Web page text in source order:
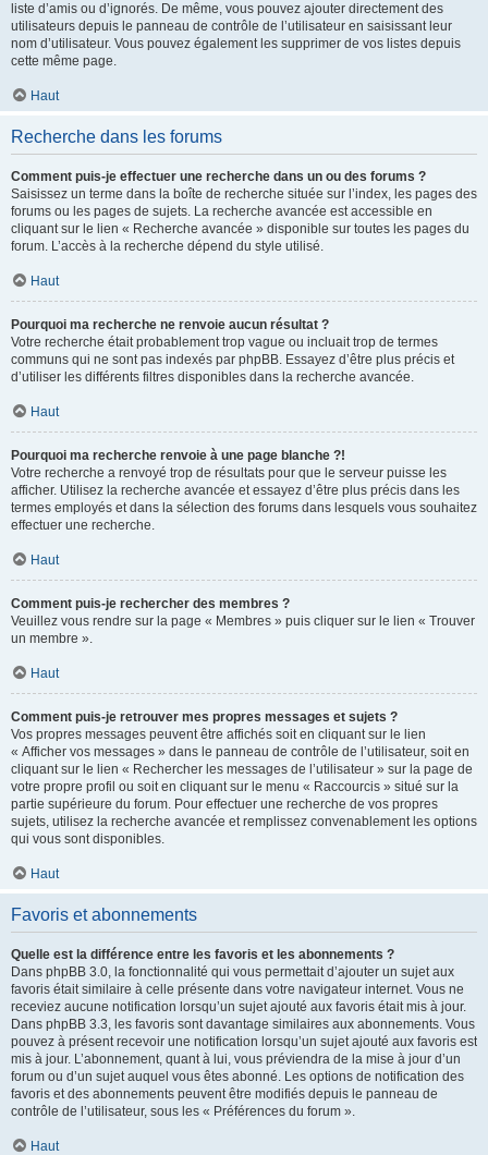
liste d’amis ou d’ignorés. De même, vous pouvez ajouter directement des
utilisateurs depuis le panneau de contrôle de l’utilisateur en saisissant leur
nom d’utilisateur. Vous pouvez également les supprimer de vos listes depuis
cette même page.
Haut
Recherche dans les forums
Comment puis-je effectuer une recherche dans un ou des forums ?
Saisissez un terme dans la boîte de recherche située sur l’index, les pages des
forums ou les pages de sujets. La recherche avancée est accessible en
cliquant sur le lien « Recherche avancée » disponible sur toutes les pages du
forum. L’accès à la recherche dépend du style utilisé.
Haut
Pourquoi ma recherche ne renvoie aucun résultat ?
Votre recherche était probablement trop vague ou incluait trop de termes
communs qui ne sont pas indexés par phpBB. Essayez d’être plus précis et
d’utiliser les différents filtres disponibles dans la recherche avancée.
Haut
Pourquoi ma recherche renvoie à une page blanche ?!
Votre recherche a renvoyé trop de résultats pour que le serveur puisse les
afficher. Utilisez la recherche avancée et essayez d’être plus précis dans les
termes employés et dans la sélection des forums dans lesquels vous souhaitez
effectuer une recherche.
Haut
Comment puis-je rechercher des membres ?
Veuillez vous rendre sur la page « Membres » puis cliquer sur le lien « Trouver
un membre ».
Haut
Comment puis-je retrouver mes propres messages et sujets ?
Vos propres messages peuvent être affichés soit en cliquant sur le lien
« Afficher vos messages » dans le panneau de contrôle de l’utilisateur, soit en
cliquant sur le lien « Rechercher les messages de l’utilisateur » sur la page de
votre propre profil ou soit en cliquant sur le menu « Raccourcis » situé sur la
partie supérieure du forum. Pour effectuer une recherche de vos propres
sujets, utilisez la recherche avancée et remplissez convenablement les options
qui vous sont disponibles.
Haut
Favoris et abonnements
Quelle est la différence entre les favoris et les abonnements ?
Dans phpBB 3.0, la fonctionnalité qui vous permettait d’ajouter un sujet aux
favoris était similaire à celle présente dans votre navigateur internet. Vous ne
receviez aucune notification lorsqu’un sujet ajouté aux favoris était mis à jour.
Dans phpBB 3.3, les favoris sont davantage similaires aux abonnements. Vous
pouvez à présent recevoir une notification lorsqu’un sujet ajouté aux favoris est
mis à jour. L’abonnement, quant à lui, vous préviendra de la mise à jour d’un
forum ou d’un sujet auquel vous êtes abonné. Les options de notification des
favoris et des abonnements peuvent être modifiés depuis le panneau de
contrôle de l’utilisateur, sous les « Préférences du forum ».
Haut